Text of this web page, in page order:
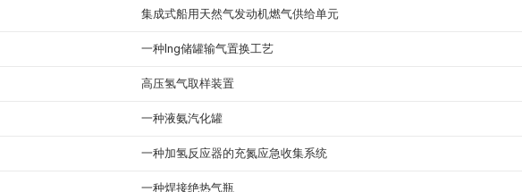
集成式船用天然气发动机燃气供给单元
一种lng储罐输气置换工艺
高压氢气取样装置
一种液氨汽化罐
一种加氢反应器的充氮应急收集系统
一种焊接绝热气瓶